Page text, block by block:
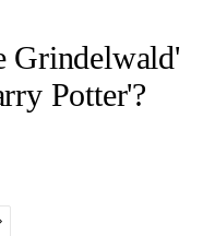
Grindelwald'
Potter'?